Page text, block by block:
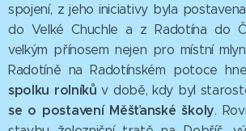
spojení, z jeho iniciativy byla
do Velké Chuchle a z Radotína do
velkým přínosem nejen pro místní
Radotíně na Radotínském potoce
spolku rolníků v době, kdy byl
se o postavení Měšťanské školy.